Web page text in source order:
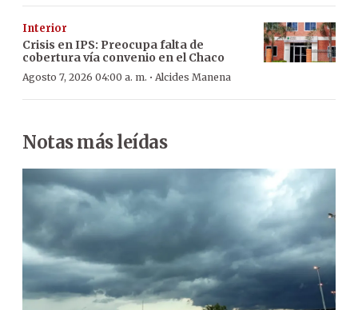
Interior
Crisis en IPS: Preocupa falta de
cobertura vía convenio en el Chaco
Agosto 7, 2026 04:00 a. m. · Alcides Manena
Notas más leídas